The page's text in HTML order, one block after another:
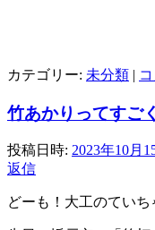
カテゴリー: 未分類 |
竹あかりってすご
投稿日時: 2023年10月
返信
どーも！大工のていち